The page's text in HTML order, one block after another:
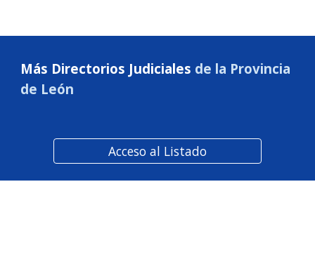
Más Directorios Judiciales de la Provincia
de León
Acceso al Listado